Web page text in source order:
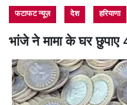
फटाफट न्यूज़ देश हरियाणा
भांजे ने मामा के घर